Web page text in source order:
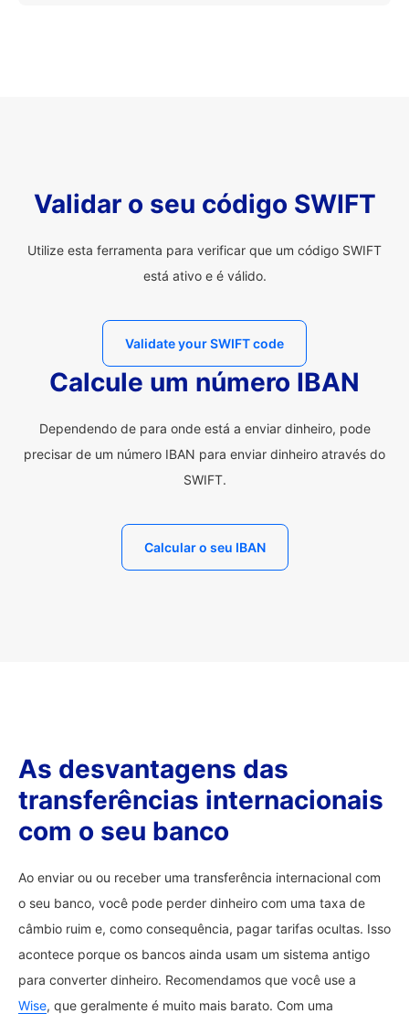
Validar o seu código SWIFT
Utilize esta ferramenta para verificar que um código SWIFT
está ativo e é válido.
Validate your SWIFT code
Calcule um número IBAN
Dependendo de para onde está a enviar dinheiro, pode
precisar de um número IBAN para enviar dinheiro através do
SWIFT.
Calcular o seu IBAN
As desvantagens das
transferências internacionais
com o seu banco
Ao enviar ou ou receber uma transferência internacional com
o seu banco, você pode perder dinheiro com uma taxa de
câmbio ruim e, como consequência, pagar tarifas ocultas. Isso
acontece porque os bancos ainda usam um sistema antigo
para converter dinheiro. Recomendamos que você use a
Wise, que geralmente é muito mais barato. Com uma